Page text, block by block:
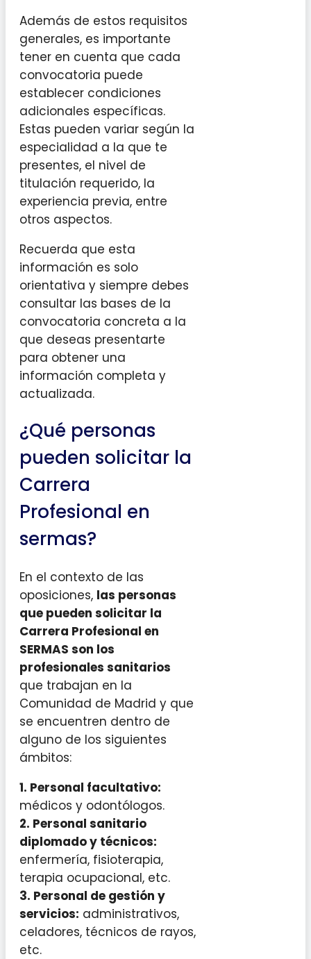
Además de estos requisitos
generales, es importante
tener en cuenta que cada
convocatoria puede
establecer condiciones
adicionales específicas.
Estas pueden variar según la
especialidad a la que te
presentes, el nivel de
titulación requerido, la
experiencia previa, entre
otros aspectos.
Recuerda que esta
información es solo
orientativa y siempre debes
consultar las bases de la
convocatoria concreta a la
que deseas presentarte
para obtener una
información completa y
actualizada.
¿Qué personas
pueden solicitar la
Carrera
Profesional en
sermas?
En el contexto de las
oposiciones, las personas
que pueden solicitar la
Carrera Profesional en
SERMAS son los
profesionales sanitarios
que trabajan en la
Comunidad de Madrid y que
se encuentren dentro de
alguno de los siguientes
ámbitos:
1. Personal facultativo:
médicos y odontólogos.
2. Personal sanitario
diplomado y técnicos:
enfermería, fisioterapia,
terapia ocupacional, etc.
3. Personal de gestión y
servicios: administrativos,
celadores, técnicos de rayos,
etc.